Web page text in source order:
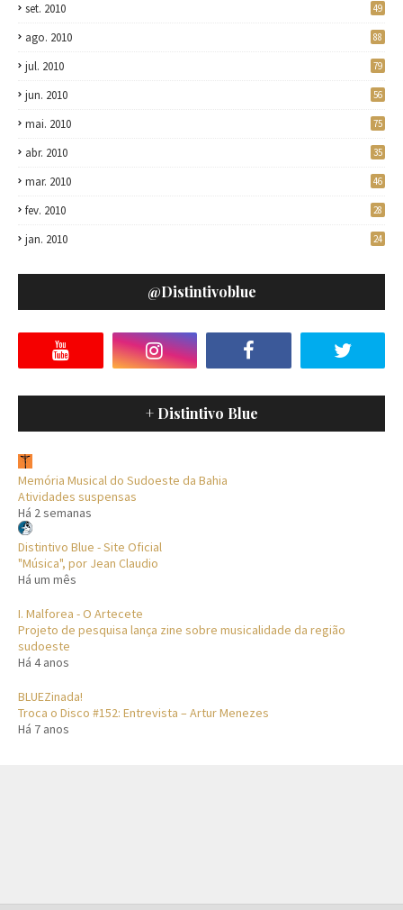
set. 2010 49
ago. 2010 88
jul. 2010 79
jun. 2010 56
mai. 2010 75
abr. 2010 35
mar. 2010 46
fev. 2010 28
jan. 2010 24
@distintivoblue
+ Distintivo Blue
Memória Musical do Sudoeste da Bahia
Atividades suspensas
Há 2 semanas
Distintivo Blue - Site Oficial
"Música", por Jean Claudio
Há um mês
I. Malforea - O Artecete
Projeto de pesquisa lança zine sobre musicalidade da região
sudoeste
Há 4 anos
BLUEZinada!
Troca o Disco #152: Entrevista – Artur Menezes
Há 7 anos